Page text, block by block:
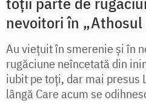
nevoitori în „Athosul
Au viețuit în smerenie și în
rugăciune neîncetată din
iubit pe toți, dar mai presus
lângă Care acum se